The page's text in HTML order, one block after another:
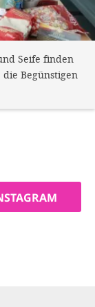
Seife finden
Begünstigen